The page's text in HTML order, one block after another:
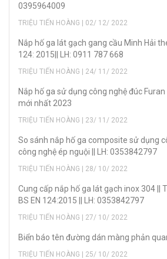
0395964009
TRIỆU TIẾN HOÀNG | 02/ 12/ 2022
Nắp hố ga lát gạch gang cầu Minh Hải
124: 2015|| LH: 0911 787 668
TRIỆU TIẾN HOÀNG | 24/ 11/ 2022
Nắp hố ga sử dụng công nghệ đúc
mới nhất 2023
TRIỆU TIẾN HOÀNG | 23/ 11/ 2022
So sánh nắp hố ga composite sử dụng
công nghệ ép nguội || LH: 0353842797
TRIỆU TIẾN HOÀNG | 28/ 10/ 2022
Cung cấp nắp hố ga lát gạch inox 304 ||
BS EN 124:2015 || LH: 0353842797
TRIỆU TIẾN HOÀNG | 27/ 10/ 2022
Biển báo tên đường dán màng phản
TRIỆU TIẾN HOÀNG | 25/ 10/ 2022